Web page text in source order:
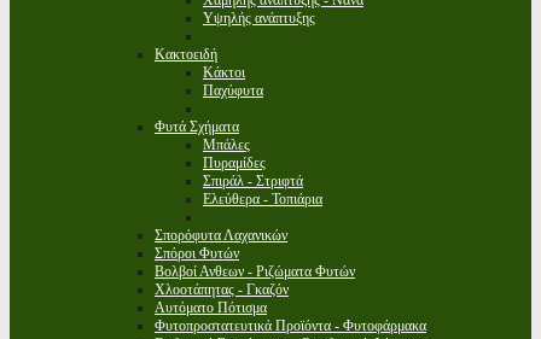
Υψηλής ανάπτυξης
Κακτοειδή
Κάκτοι
Παχύφυτα
Φυτά Σχήματα
Μπάλες
Πυραμίδες
Σπιράλ - Στριφτά
Ελεύθερα - Τοπιάρια
Σπορόφυτα Λαχανικών
Σπόροι Φυτών
Βολβοί Ανθεων - Ριζώματα Φυτών
Χλοοτάπητας - Γκαζόν
Αυτόματο Πότισμα
Φυτοπροστατευτικά Προϊόντα - Φυτοφάρμακα